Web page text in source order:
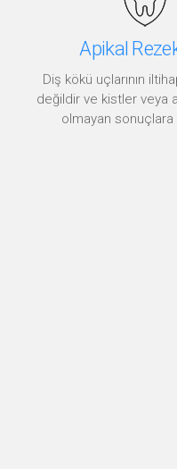
Apikal
değildir ve kistler veya
olmayan sonuçlara